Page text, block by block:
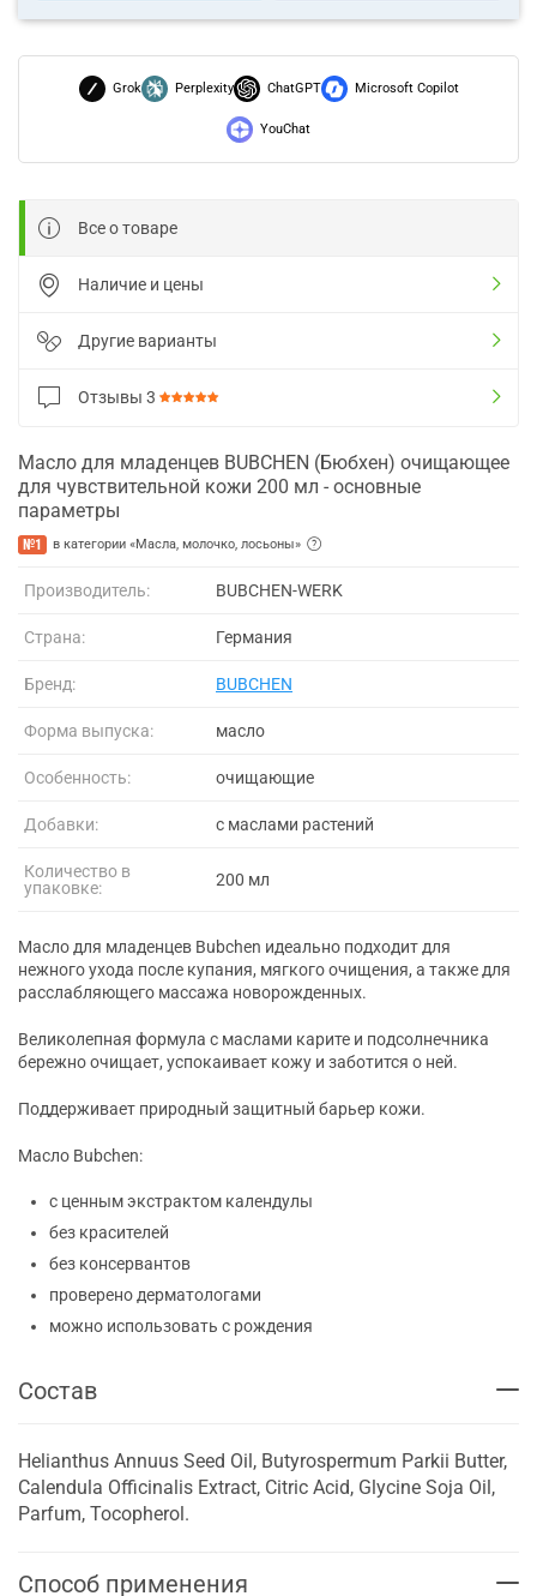
Grok Perplexity ChatGPT Microsoft Copilot
YouChat
Все о товаре
Наличие и цены
Другие варианты
Отзывы 3
Масло для младенцев BUBCHEN (Бюбхен) очищающее
для чувствительной кожи 200 мл - основные
параметры
№1 в категории «Масла, молочко, лосьоны»
Производитель: BUBCHEN-WERK
Страна: Германия
Бренд: BUBCHEN
Форма выпуска: масло
Особенность: очищающие
Добавки: с маслами растений
Количество в
упаковке:
200 мл
Масло для младенцев Bubchen идеально подходит для
нежного ухода после купания, мягкого очищения, а также для
расслабляющего массажа новорожденных.
Великолепная формула с маслами карите и подсолнечника
бережно очищает, успокаивает кожу и заботится о ней.
Поддерживает природный защитный барьер кожи.
Масло Bubchen:
с ценным экстрактом календулы
без красителей
без консервантов
проверено дерматологами
можно использовать с рождения
Состав
Helianthus Annuus Seed Oil, Butyrospermum Parkii Butter,
Calendula Officinalis Extract, Citric Acid, Glycine Soja Oil,
Parfum, Tocopherol.
Способ применения